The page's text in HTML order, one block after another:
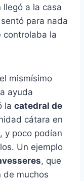
a la casa
para nada
controlaba la
mismísimo
ayuda
la catedral de
cátara en
y poco podían
Un ejemplo
, que
de muchos